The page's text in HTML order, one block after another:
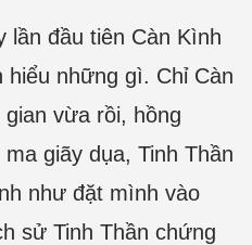
lần đầu tiên Càn Kình
hiểu những gì. Chỉ Càn
vừa rồi, hồng
giãy dụa, Tinh Thần
như đặt mình vào
sử Tinh Thần chứng